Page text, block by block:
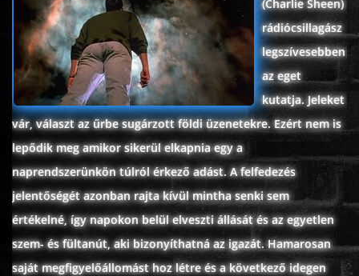
KARÁCSONYI FILMEK
PC-GAME
(Charlie Sheen)
rádiócsillagász
legszívesebben
az eget
kutatja. Jeleket
vár, választ az űrbe sugárzott földi üzenetekre. Ezért nem is
lepődik meg amikor sikerül elkapnia egy a
naprendszerünkön túlról érkező adást. A felfedezés
jelentőségét azonban rajta kívül mintha senki sem
értékelné, így napokon belül elveszti állását és az egyetlen
szem- és fültanút, aki bizonyíthatná az igazát. Hamarosan
saját megfigyelőállomást hoz létre és a következő idegen